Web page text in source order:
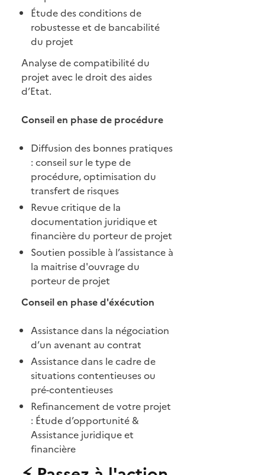
Étude des conditions de
robustesse et de bancabilité
du projet
Analyse de compatibilité du
projet avec le droit des aides
d’Etat.
Conseil en phase de procédure
Diffusion des bonnes pratiques
: conseil sur le type de
procédure, optimisation du
transfert de risques
Revue critique de la
documentation juridique et
financière du porteur de projet
Soutien possible à l’assistance à
la maitrise d'ouvrage du
porteur de projet
Conseil en phase d'éxécution
Assistance dans la négociation
d’un avenant au contrat
Assistance dans le cadre de
situations contentieuses ou
pré-contentieuses
Refinancement de votre projet
: Étude d’opportunité &
Assistance juridique et
financière